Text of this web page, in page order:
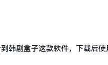
韩剧盒子这款软件，下载后使